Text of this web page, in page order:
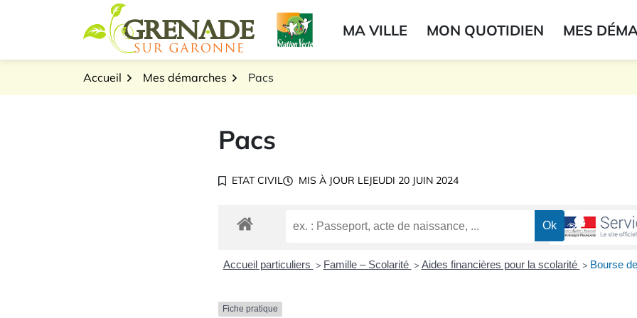
Logo Grenade sur GaronneMA VILLE MON QUOTIDIEN MES
Accueil Mes démarches Pacs
Pacs
ETAT CIVIL MIS À JOUR LEJEUDI 20 JUIN 2024
Accueil particuliers > Famille – Scolarité > Aides financières pour la scolarité > Bourse
Fiche pratique